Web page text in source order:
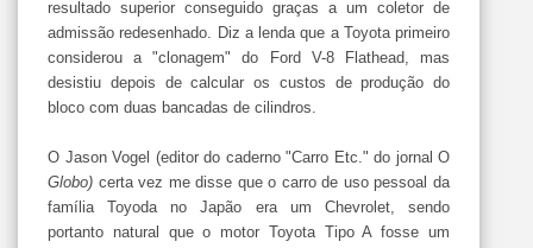
resultado superior conseguido graças a um coletor de
admissão redesenhado. Diz a lenda que a Toyota primeiro
considerou a "clonagem" do Ford V-8 Flathead, mas
desistiu depois de calcular os custos de produção do
bloco com duas bancadas de cilindros.
O Jason Vogel (editor do caderno "Carro Etc." do jornal O
Globo) certa vez me disse que o carro de uso pessoal da
família Toyoda no Japão era um Chevrolet, sendo
portanto natural que o motor Toyota Tipo A fosse um